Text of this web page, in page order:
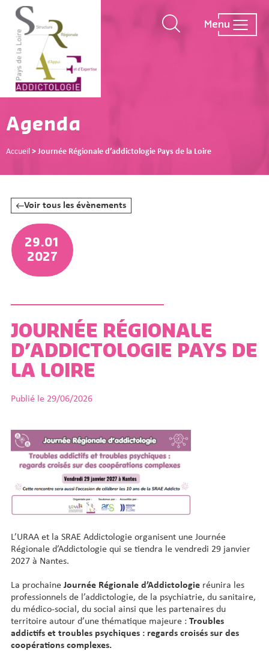
Menu
Agenda
Accueil > Journée Régionale d’addictologie Pays de la Loire
Voir tous les évènements
29.01
2027
JOURNÉE RÉGIONALE
D’ADDICTOLOGIE PAYS DE
LA LOIRE
Publié le 29/06/2026
L’URAA et la SRAE Addictologie organisent une Journée
Régionale d’Addictologie qui se tiendra le vendredi 29 janvier
2027 à Nantes.
La prochaine Journée Régionale d’Addictologie réunira les
professionnels de l’addictologie, de la psychiatrie, du sanitaire,
du médico-social, du social ainsi que les partenaires du
territoire autour d’une thématique majeure : Troubles
addictifs et troubles psychiques : regards croisés sur des
coopérations complexes.